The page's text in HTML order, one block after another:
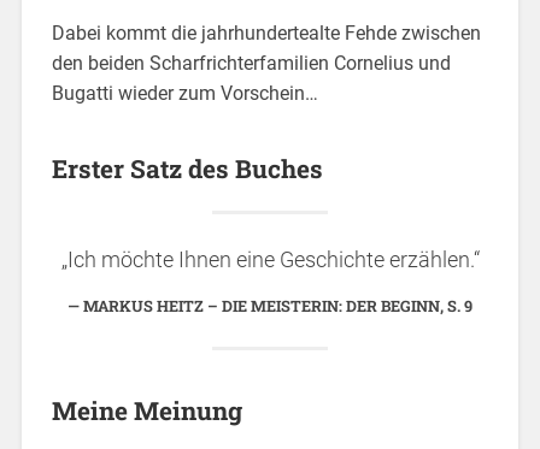
Dabei kommt die jahrhundertealte Fehde zwischen
den beiden Scharfrichterfamilien Cornelius und
Bugatti wieder zum Vorschein…
Erster Satz des Buches
„Ich möchte Ihnen eine Geschichte erzählen.“
MARKUS HEITZ – DIE MEISTERIN: DER BEGINN, S. 9
Meine Meinung